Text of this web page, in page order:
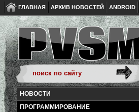
ГЛАВНАЯ АРХИВ НОВОСТЕЙ ANDROID
НОВОСТИ
ПРОГРАММИРОВАНИЕ